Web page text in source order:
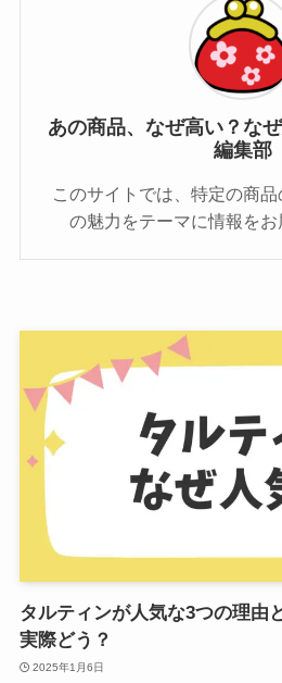
あの商品、なぜ高い？な
編集部
このサイトでは、特定の商
の魅力をテーマに情報をお
タルティンが人気な3つの理由
実際どう？
2025年1月6日